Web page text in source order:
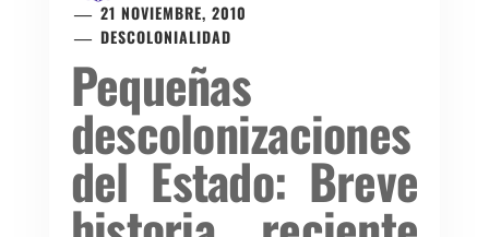
21 NOVIEMBRE, 2010
DESCOLONIALIDAD
Pequeñas
descolonizaciones
del Estado: Breve